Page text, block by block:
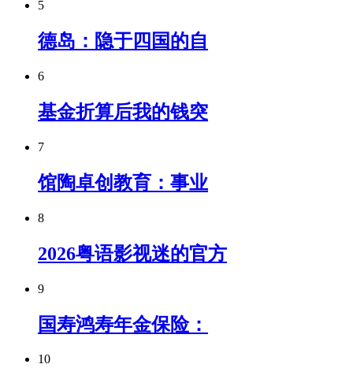
5
德岛：隐于四国的自
6
基金折算后我的钱突
7
馆陶卓创教育：事业
8
2026粤语影视迷的官方
9
国寿鸿寿年金保险：
10